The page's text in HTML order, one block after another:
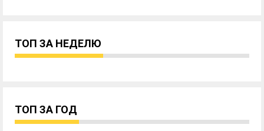
ТОП ЗА НЕДЕЛЮ
ТОП ЗА ГОД